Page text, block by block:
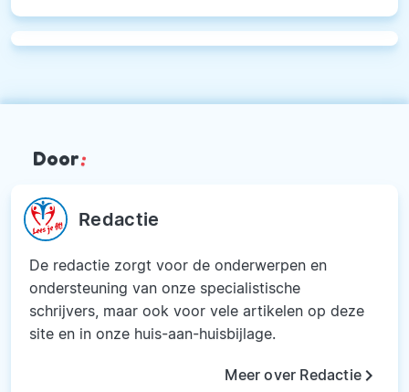
Door:
Redactie
De redactie zorgt voor de onderwerpen en
ondersteuning van onze specialistische
schrijvers, maar ook voor vele artikelen op deze
site en in onze huis-aan-huisbijlage.
Meer over Redactiekeyboard_arrow_right